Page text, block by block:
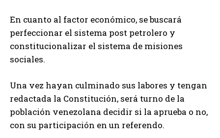
En cuanto al factor económico, se buscará
perfeccionar el sistema post petrolero y
constitucionalizar el sistema de misiones
sociales.
Una vez hayan culminado sus labores y tengan
redactada la Constitución, será turno de la
población venezolana decidir si la aprueba o no,
con su participación en un referendo.